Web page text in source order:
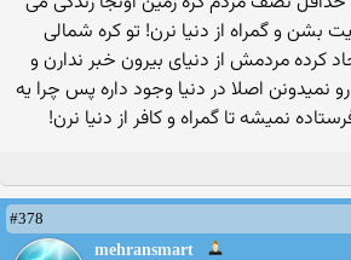
بشن و گمراه از دنیا نرن! تو کره شمالی
کرده مردمش از دنیای بیرون خبر ندارن و
نمیدونن اصلا در دنیا وجود داره پس چرا یه
نمیشه تا گمراه و کافر از دنیا نرن!
#378
mehransmart